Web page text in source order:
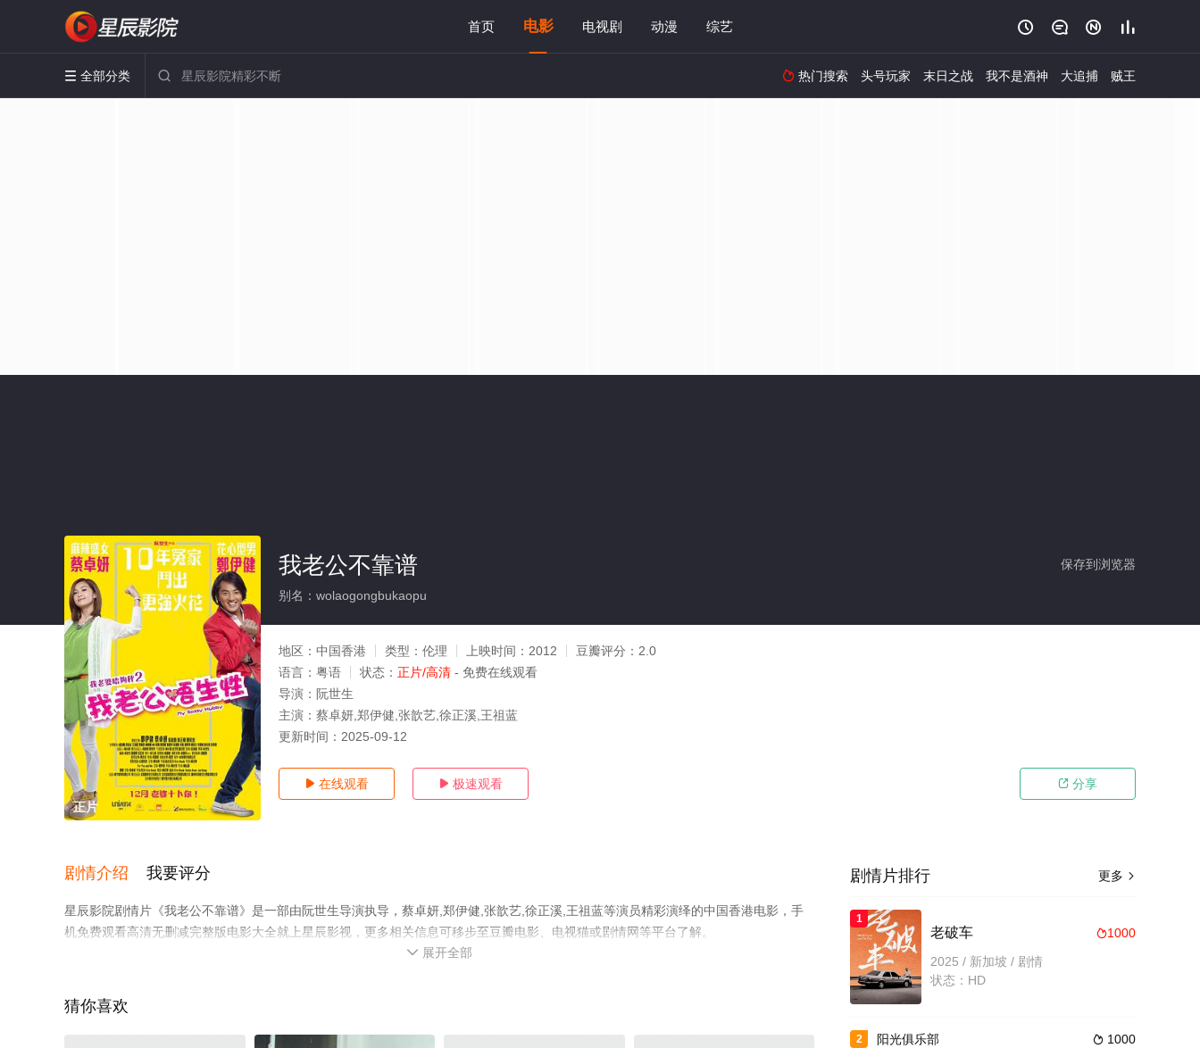
首页 电影 电视剧 动漫 综艺    
 全部分类   热门搜索 头号玩家 末日之战 我不是酒神 大追捕 贼王
正片
保存到浏览器
我老公不靠谱
别名：wolaogongbukaopu
地区： 中国香港 类型： 伦理 上映时间： 2012 豆瓣评分： 2.0
语言： 粤语 状态： 正片/高清 - 免费在线观看
导演： 阮世生
主演： 蔡卓妍,郑伊健,张歆艺,徐正溪,王祖蓝
更新时间： 2025-09-12
 在线观看  极速观看  分享
剧情介绍 我要评分
星辰影院剧情片《我老公不靠谱》是一部由阮世生导演执导，蔡卓妍,郑伊健,张歆艺,徐正溪,王祖蓝等演员精彩演绎的中国香港电影，手
机免费观看高清无删减完整版电影大全就上星辰影视，更多相关信息可移步至豆瓣电影、电视猫或剧情网等平台了解。
 展开全部
猜你喜欢
更多 
剧情片排行
1
1000
老破车
2025 / 新加坡 / 剧情
状态：HD
2  1000
阳光俱乐部